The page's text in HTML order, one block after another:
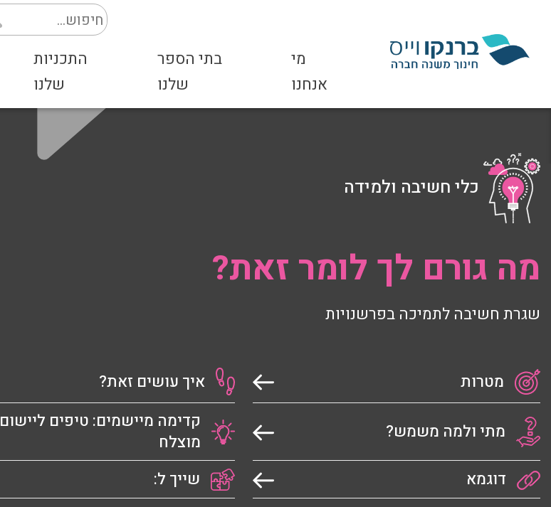
מי
אנחנו
בתי הספר
שלנו
התכניות
שלנו
כלי חשיבה ולמידה
מה גורם לך לומר זאת?
שגרת חשיבה לתמיכה בפרשנויות
מטרות איך עושים זאת?
מתי ולמה משמש?
קדימה מיישמים: טיפים ליישום
מוצלח
דוגמא
שייך ל: